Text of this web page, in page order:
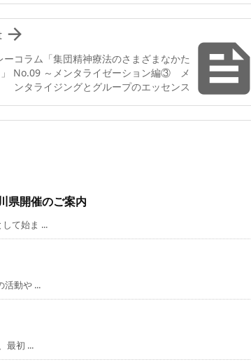

ーコラム「集団精神療法のさまざまなかた
No.09 ～メンタライゼーション編③ メ
ンタライジングとグループのエッセンス

県開催のご案内
て始ま ...
動や ...
最初 ...